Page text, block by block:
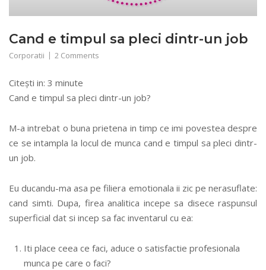
Cand e timpul sa pleci dintr-un job
Corporatii 2 Comments
Citești in: 3 minute
Cand e timpul sa pleci dintr-un job?
M-a intrebat o buna prietena in timp ce imi povestea despre
ce se intampla la locul de munca cand e timpul sa pleci dintr-
un job.
Eu ducandu-ma asa pe filiera emotionala ii zic pe nerasuflate:
cand simti. Dupa, firea analitica incepe sa disece raspunsul
superficial dat si incep sa fac inventarul cu ea:
Iti place ceea ce faci, aduce o satisfactie profesionala
munca pe care o faci?